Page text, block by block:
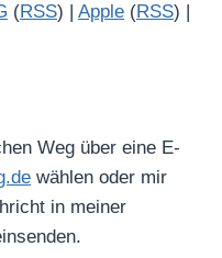
(RSS) | Apple (RSS) |
Weg über eine E-
wählen oder mir
in meiner